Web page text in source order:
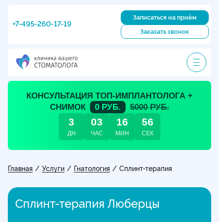
+7-495-260-17-19
Записаться на приём
Заказать звонок
КОНСУЛЬТАЦИЯ ТОП-ИМПЛАНТОЛОГА +
СНИМОК
0 РУБ. 5000 РУБ.
3
ДН
03
ЧАС
16
МИН
55
СЕК
Главная / Услуги / Гнатология / Сплинт-терапия
Сплинт-терапия Люберцы